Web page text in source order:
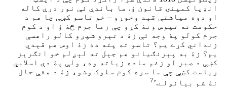
انډیا کمپنۍ قانون ؤ. ما باندې ئې نور درې کاله
او دوه میاشتې قېد وخوړو – خو تاسو کښې چا هم د
حکومت نه تپوس ونۀ کړو چې زما جرم څۀ ؤ او د کوم
جرم کولو پۀ وجه ئې زۀ د تېرو شپږو کالو راهسې
زنداني کړے یم؟ تاسو ته پته ده زۀ اوس هم قېدي
یم؟ زۀ به پېرنګیانو هم جېل ته لېږلم خو انګرېز
کښې د صبر او زغم ماده زیاته وه، ولې پۀ دې اسلامي
ریاست کښې چې ما سره کوم سلوک وشو، زۀ د هغې حال
نۀ شم بیانولے.’7